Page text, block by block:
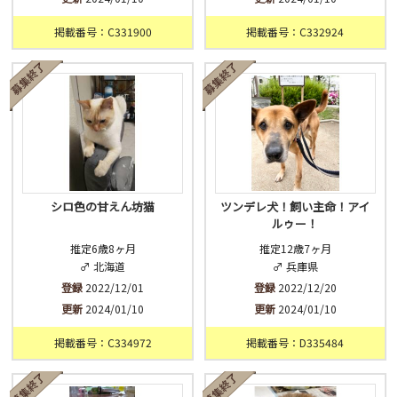
掲載番号：C331900 掲載番号：C332924
シロ色の甘えん坊猫
推定6歳8ヶ月
♂ 北海道
登録 2022/12/01
更新 2024/01/10
掲載番号：C334972
ツンデレ犬！飼い主命！アイ
ルゥー！
推定12歳7ヶ月
♂ 兵庫県
登録2022/12/20
更新2024/01/10
掲載番号：D335484